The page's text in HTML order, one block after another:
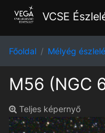
VCSE
Főoldal Mélyég
M56 (NGC
Teljes képernyő